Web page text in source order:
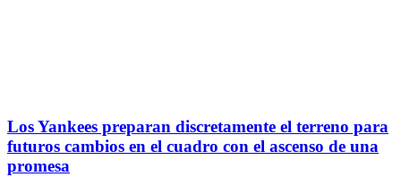
Los Yankees preparan discretamente el terreno para
futuros cambios en el cuadro con el ascenso de una
promesa